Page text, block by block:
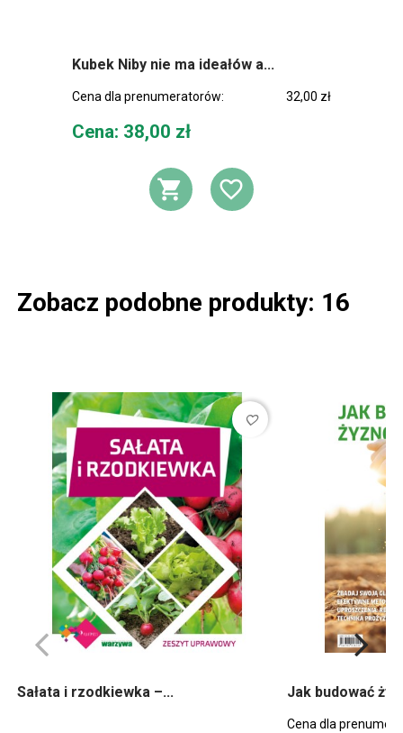
Kubek Niby nie ma ideałów a...
Cena dla prenumeratorów: 32,00 zł
Cena
Cena: 38,00 zł
DODAJ DO
DODAJ DO
Zobacz podobne produkty: 16
favorite_border
Sałata i rzodkiewka –... Jak budować
Cena dla